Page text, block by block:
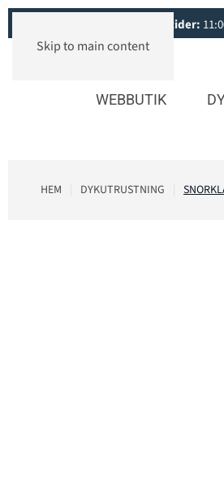
Skip to main content
Öppettider:
WEBBUTIK
HEM DYKUTRUSTNING